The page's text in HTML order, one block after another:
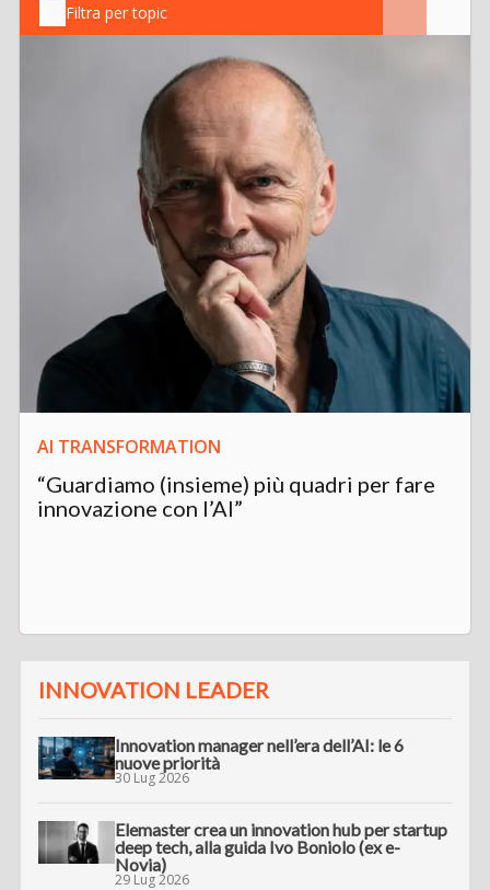
Filtra per topic
AI TRANSFORMATION
“Guardiamo (insieme) più quadri per fare
innovazione con l’AI”
INNOVATION LEADER
Innovation manager nell’era dell’AI: le 6
nuove priorità
30 Lug 2026
Elemaster crea un innovation hub per startup
deep tech, alla guida Ivo Boniolo (ex e-
Novia)
29 Lug 2026